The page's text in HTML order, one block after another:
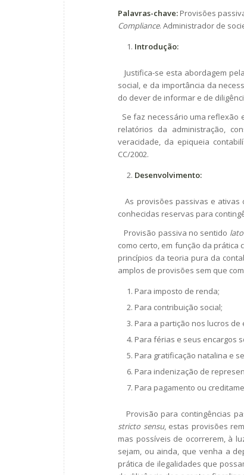
Palavras-chave: Provisões
Compliance. Administrador de
Introdução:
Justifica-se esta abordagem
social, e da importância da
do dever de informar e de
Se faz necessário uma reflexão
relatórios da administração,
veracidade, da epiqueia
CC/2002.
Desenvolvimento:
As provisões passivas e ativas
conhecidas reservas para
Provisão passiva no sentido
como certo, em função da prática
princípios da teoria pura da
amplos de provisões sem que
Para imposto de renda;
Para contribuição social;
Para a partição nos lucros
Para férias e seus encargos
Para gratificação natalina e
Para indenização de
Para pagamento ou
Provisão para contingências
stricto sensu, estas provisões
mas possíveis de ocorrerem, à
sejam, ou ainda, que venha a
prática de ilegalidades que